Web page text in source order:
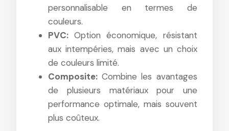
personnalisable en termes de
couleurs.
PVC: Option économique, résistant
aux intempéries, mais avec un choix
de couleurs limité.
Composite: Combine les avantages
de plusieurs matériaux pour une
performance optimale, mais souvent
plus coûteux.